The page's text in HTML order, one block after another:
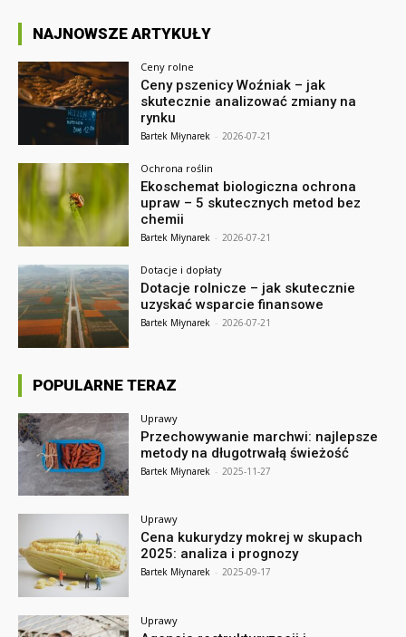
NAJNOWSZE ARTYKUŁY
Ceny rolne
Ceny pszenicy Woźniak – jak
skutecznie analizować zmiany na
rynku
Bartek Młynarek - 2026-07-21
Ochrona roślin
Ekoschemat biologiczna ochrona
upraw – 5 skutecznych metod bez
chemii
Bartek Młynarek - 2026-07-21
Dotacje i dopłaty
Dotacje rolnicze – jak skutecznie
uzyskać wsparcie finansowe
Bartek Młynarek - 2026-07-21
POPULARNE TERAZ
Uprawy
Przechowywanie marchwi: najlepsze
metody na długotrwałą świeżość
Bartek Młynarek - 2025-11-27
Uprawy
Cena kukurydzy mokrej w skupach
2025: analiza i prognozy
Bartek Młynarek - 2025-09-17
Uprawy